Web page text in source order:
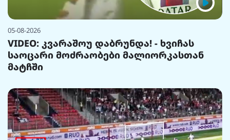
05-08-2026
VIDEO: კვარაშოუ დაბრუნდა! - ხვიჩას
საოცარი მოძრაობები მალიორკასთან
მატჩში